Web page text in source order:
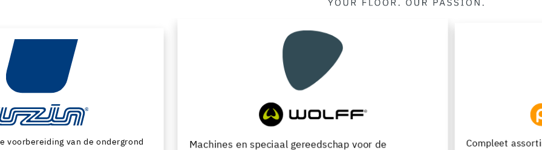
Machines en speciaal gereedschap voor de Compleet assortiment voor de verwerking, renovatie